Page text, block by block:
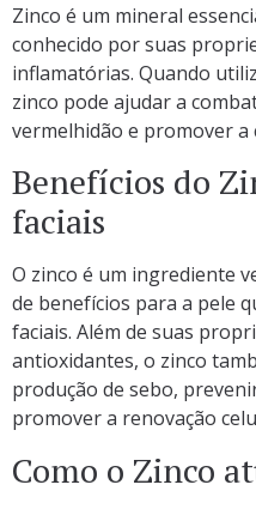
Zinco é um mineral
conhecido por suas
inflamatórias. Quando
zinco pode ajudar a
vermelhidão e promover a
Benefícios do
faciais
O zinco é um ingrediente
de benefícios para a pele
faciais. Além de suas
antioxidantes, o zinco
produção de sebo,
promover a renovação
Como o Zinco